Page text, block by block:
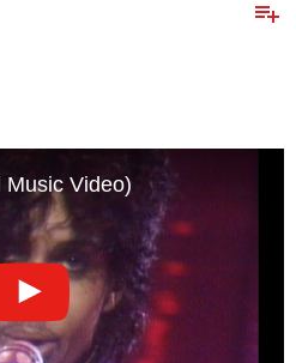
playlist_add
Music Video)